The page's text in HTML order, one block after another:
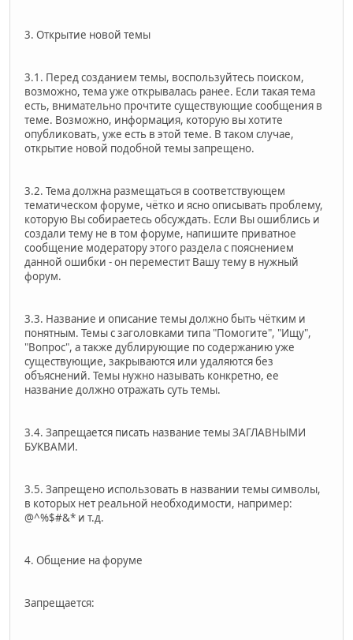
3. Открытие новой темы
3.1. Перед созданием темы, воспользуйтесь поиском,
возможно, тема уже открывалась ранее. Если такая тема
есть, внимательно прочтите существующие сообщения в
теме. Возможно, информация, которую вы хотите
опубликовать, уже есть в этой теме. В таком случае,
открытие новой подобной темы запрещено.
3.2. Тема должна размещаться в соответствующем
тематическом форуме, чётко и ясно описывать проблему,
которую Вы собираетесь обсуждать. Если Вы ошиблись и
создали тему не в том форуме, напишите приватное
сообщение модератору этого раздела с пояснением
данной ошибки - он переместит Вашу тему в нужный
форум.
3.3. Название и описание темы должно быть чётким и
понятным. Темы с заголовками типа "Помогите", "Ищу",
"Вопрос", а также дублирующие по содержанию уже
существующие, закрываются или удаляются без
объяснений. Темы нужно называть конкретно, ее
название должно отражать суть темы.
3.4. Запрещается писать название темы ЗАГЛАВНЫМИ
БУКВАМИ.
3.5. Запрещено использовать в названии темы символы,
в которых нет реальной необходимости, например:
@^%$#&* и т.д.
4. Общение на форуме
Запрещается: